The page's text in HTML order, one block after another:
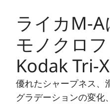
ライカM-
モノクロフ
Kodak Tri-
優れたシャープネス、
グラデーションの変化